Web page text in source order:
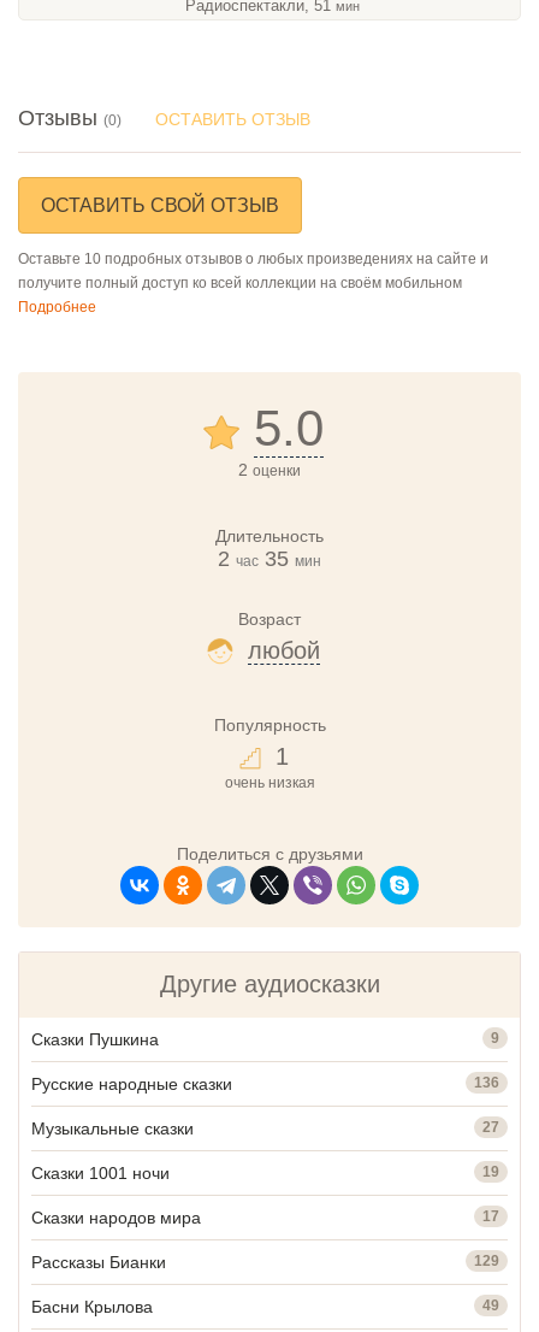
Радиоспектакли, 51 мин
Отзывы (0) ОСТАВИТЬ ОТЗЫВ
ОСТАВИТЬ СВОЙ ОТЗЫВ
Оставьте 10 подробных отзывов о любых произведениях на сайте и
получите полный доступ ко всей коллекции на своём мобильном
Подробнее
5.0
2 оценки
Длительность
2 час 35 мин
Возраст
любой
Популярность
1
очень низкая
Поделиться с друзьями
Другие аудиосказки
Сказки Пушкина 9
Русские народные сказки 136
Музыкальные сказки 27
Сказки 1001 ночи 19
Сказки народов мира 17
Рассказы Бианки 129
Басни Крылова 49